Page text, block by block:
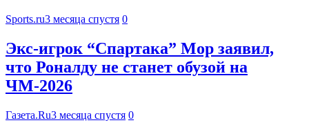
Sports.ru3 месяца спустя 0
Экс-игрок “Спартака” Мор заявил,
что Роналду не станет обузой на
ЧМ-2026
Газета.Ru3 месяца спустя 0